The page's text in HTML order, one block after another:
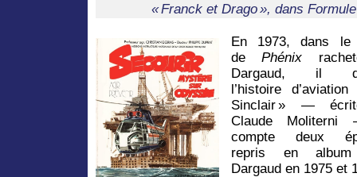
« Franck et Drago », dans
En 1973, dans le
dePhénix
Dargaud, il
l’histoire d’aviation
Sinclair » —
Claude
compte deux
repris en
Dargaud en 1975 et